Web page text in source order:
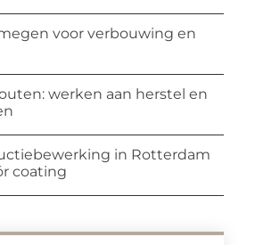
voor verbouwing en
werken aan herstel en
in Rotterdam
coating